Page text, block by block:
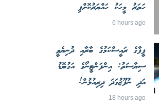
ހަތަރު މީހަކު ހައްޔަރުކޮށްފި
6 hours ago
ފީފާގެ ރައީސްކަމުގެ ބާރާއި ދުނިޔެވީ
ސިޔާސަތު: އިންފަންޓީނޯގެ އަގުބޮޑު
އަދި ނުފޫޒުގަދަ ދިރިއުޅުން!
18 hours ago